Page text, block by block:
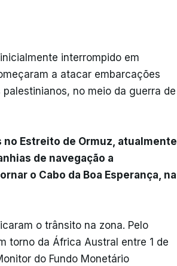
interrompido em
a atacar embarcações
no meio da guerra de
Estreito de Ormuz, atualmente
de navegação a
o Cabo da Boa Esperança, na
o trânsito na zona. Pelo
torno da África Austral entre 1 de
do Fundo Monetário